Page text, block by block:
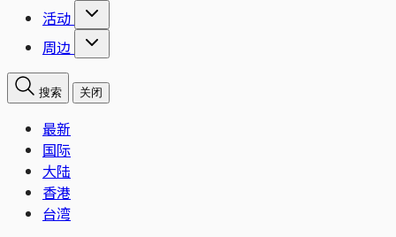
活动
周边
搜索 关闭
最新
国际
大陆
香港
台湾